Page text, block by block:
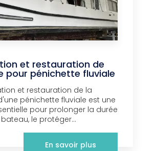
et restauration de
pour pénichette fluviale
et restauration de la
pénichette fluviale est une
pour prolonger la durée
le protéger...
En savoir plus